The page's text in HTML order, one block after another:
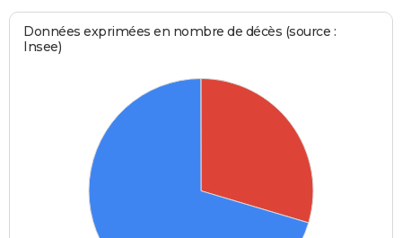
Données exprimées en nombre de décès (source :
Insee)